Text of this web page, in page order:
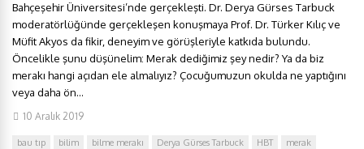
Bahçeşehir Üniversitesi’nde gerçekleşti. Dr. Derya Gürses Tarbuck
moderatörlüğünde gerçekleşen konuşmaya Prof. Dr. Türker Kılıç ve
Müfit Akyos da fikir, deneyim ve görüşleriyle katkıda bulundu.
Öncelikle şunu düşünelim: Merak dediğimiz şey nedir? Ya da biz
merakı hangi açıdan ele almalıyız? Çocuğumuzun okulda ne yaptığını
veya daha ön...
10 Aralık 2019
bau tıp bilim bilme merakı Derya Gürses Tarbuck HBT
merak